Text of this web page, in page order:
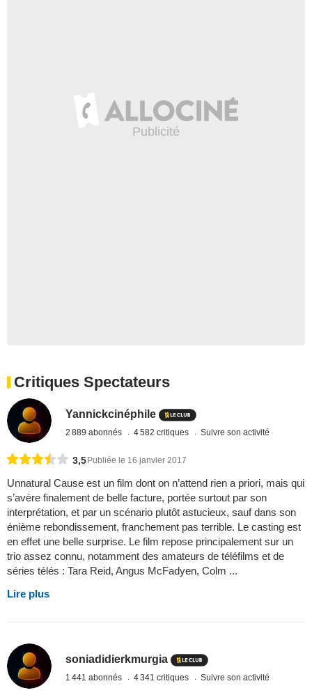
Critiques Spectateurs
Yannickcinéphile
2 889 abonnés 4 582 critiques Suivre son activité
3,5 Publiée le 16 janvier 2017
Unnatural Cause est un film dont on n’attend rien a priori, mais qui
s’avère finalement de belle facture, portée surtout par son
interprétation, et par un scénario plutôt astucieux, sauf dans son
énième rebondissement, franchement pas terrible. Le casting est
en effet une belle surprise. Le film repose principalement sur un
trio assez connu, notamment des amateurs de téléfilms et de
séries télés : Tara Reid, Angus McFadyen, Colm ...
Lire plus
soniadidierkmurgia
1 441 abonnés 4 341 critiques Suivre son activité